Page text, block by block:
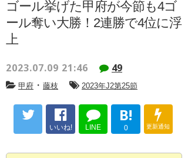
ゴール挙げた甲府が今節も4ゴ
ール奪い大勝！2連勝で4位に浮
上
2023.07.09 21:46 49
甲府 ・ 藤枝 2023年J2第25節
いいね! LINE
B!
0 更新通知